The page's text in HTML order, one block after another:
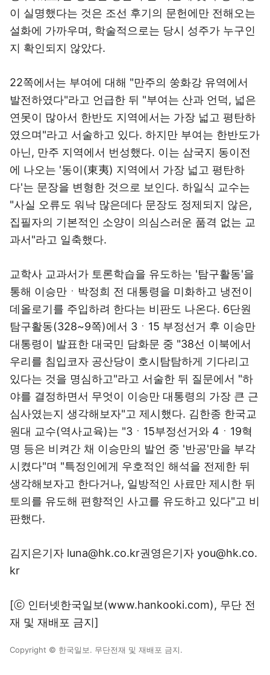
이 실명했다는 것은 조선 후기의 문헌에만 전해오는
설화에 가까우며, 학술적으로는 당시 성주가 누구인
지 확인되지 않았다.
22쪽에서는 부여에 대해 "만주의 쑹화강 유역에서
발전하였다"라고 언급한 뒤 "부여는 산과 언덕, 넓은
연못이 많아서 한반도 지역에서는 가장 넓고 평탄하
였으며"라고 서술하고 있다. 하지만 부여는 한반도가
아닌, 만주 지역에서 번성했다. 이는 삼국지 동이전
에 나오는 '동이(東夷) 지역에서 가장 넓고 평탄하
다'는 문장을 변형한 것으로 보인다. 하일식 교수는
"사실 오류도 워낙 많은데다 문장도 정제되지 않은,
집필자의 기본적인 소양이 의심스러운 품격 없는 교
과서"라고 일축했다.
교학사 교과서가 토론학습을 유도하는 '탐구활동'을
통해 이승만ㆍ박정희 전 대통령을 미화하고 냉전이
데올로기를 주입하려 한다는 비판도 나온다. 6단원
탐구활동(328~9쪽)에서 3ㆍ15 부정선거 후 이승만
대통령이 발표한 대국민 담화문 중 "38선 이북에서
우리를 침입코자 공산당이 호시탐탐하게 기다리고
있다는 것을 명심하고"라고 서술한 뒤 질문에서 "하
야를 결정하면서 무엇이 이승만 대통령의 가장 큰 근
심사였는지 생각해보자"고 제시했다. 김한종 한국교
원대 교수(역사교육)는 "3ㆍ15부정선거와 4ㆍ19혁
명 등은 비켜간 채 이승만의 발언 중 '반공'만을 부각
시켰다"며 "특정인에게 우호적인 해석을 전제한 뒤
생각해보자고 한다거나, 일방적인 사료만 제시한 뒤
토의를 유도해 편향적인 사고를 유도하고 있다"고 비
판했다.
김지은기자 luna@hk.co.kr권영은기자 you@hk.co.
kr
[ⓒ 인터넷한국일보(www.hankooki.com), 무단 전
재 및 재배포 금지]
Copyright © 한국일보. 무단전재 및 재배포 금지.